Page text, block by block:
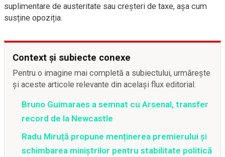
suplimentare de austeritate sau creșteri de taxe, așa cum
susține opoziția.
Context și subiecte conexe
Pentru o imagine mai completă a subiectului, urmărește
și aceste articole relevante din același flux editorial.
Bruno Guimaraes a semnat cu Arsenal, transfer
record de la Newcastle
Radu Miruță propune menținerea premierului și
schimbarea miniștrilor pentru stabilitate politică